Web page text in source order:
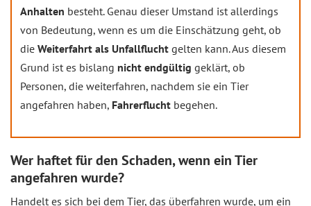
Anhalten besteht. Genau dieser Umstand ist allerdings
von Bedeutung, wenn es um die Einschätzung geht, ob
die Weiterfahrt als Unfallflucht gelten kann. Aus diesem
Grund ist es bislang nicht endgültig geklärt, ob
Personen, die weiterfahren, nachdem sie ein Tier
angefahren haben, Fahrerflucht begehen.
Wer haftet für den Schaden, wenn ein Tier
angefahren wurde?
Handelt es sich bei dem Tier, das überfahren wurde, um ein